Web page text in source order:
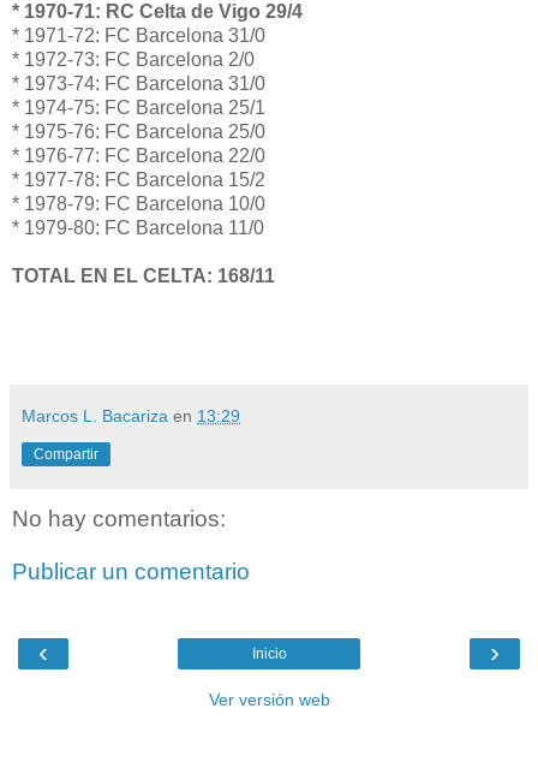
* 1970-71: RC Celta de Vigo 29/4
* 1971-72: FC Barcelona 31/0
* 1972-73: FC Barcelona 2/0
* 1973-74: FC Barcelona 31/0
* 1974-75: FC Barcelona 25/1
* 1975-76: FC Barcelona 25/0
* 1976-77: FC Barcelona 22/0
* 1977-78: FC Barcelona 15/2
* 1978-79: FC Barcelona 10/0
* 1979-80: FC Barcelona 11/0
TOTAL EN EL CELTA: 168/11
Marcos L. Bacariza en 13:29
Compartir
No hay comentarios:
Publicar un comentario
‹ ›
Inicio
Ver versión web